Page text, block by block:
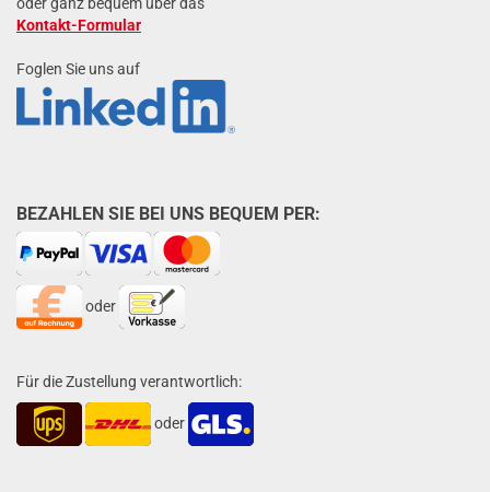
Kontakt-Formular
Foglen Sie uns auf
BEZAHLEN SIE BEI UNS BEQUEM PER:
oder
Für die Zustellung verantwortlich:
oder